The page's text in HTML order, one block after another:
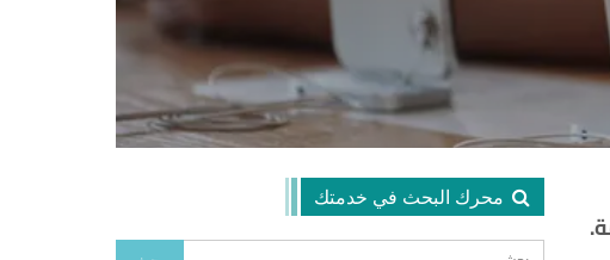
محرك البحث في خدمتك